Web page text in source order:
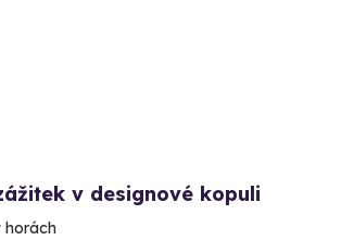
v designové kopuli
horách